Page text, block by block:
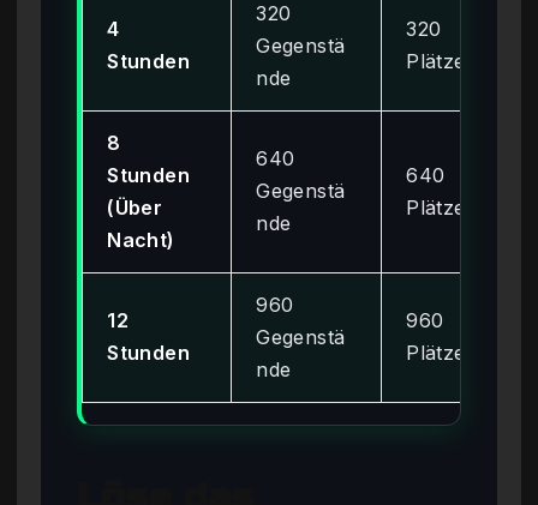
4
Stunden
320
Gegenstä
nde
320
Plätze
8
Stunden
(Über
Nacht)
640
Gegenstä
nde
640
Plätze
12
Stunden
960
Gegenstä
nde
960
Plätze